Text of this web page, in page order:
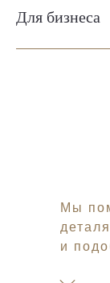
Для бизнеса
Мы
и